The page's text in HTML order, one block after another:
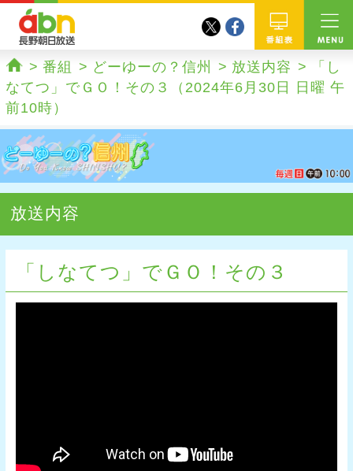
番組
twitterfacebook
ホーム
番組 どーゆーの？信州 放送内容
「し
なてつ」でＧＯ！その３（2024年6月30日 日曜 午
前10時）
放送内容
「しなてつ」でＧＯ！その３